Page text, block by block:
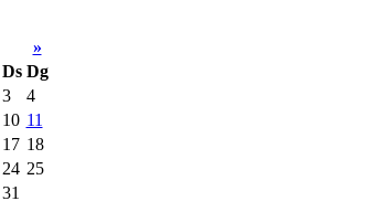
»
Ds Dg
3
4
10 11
17 18
24 25
31